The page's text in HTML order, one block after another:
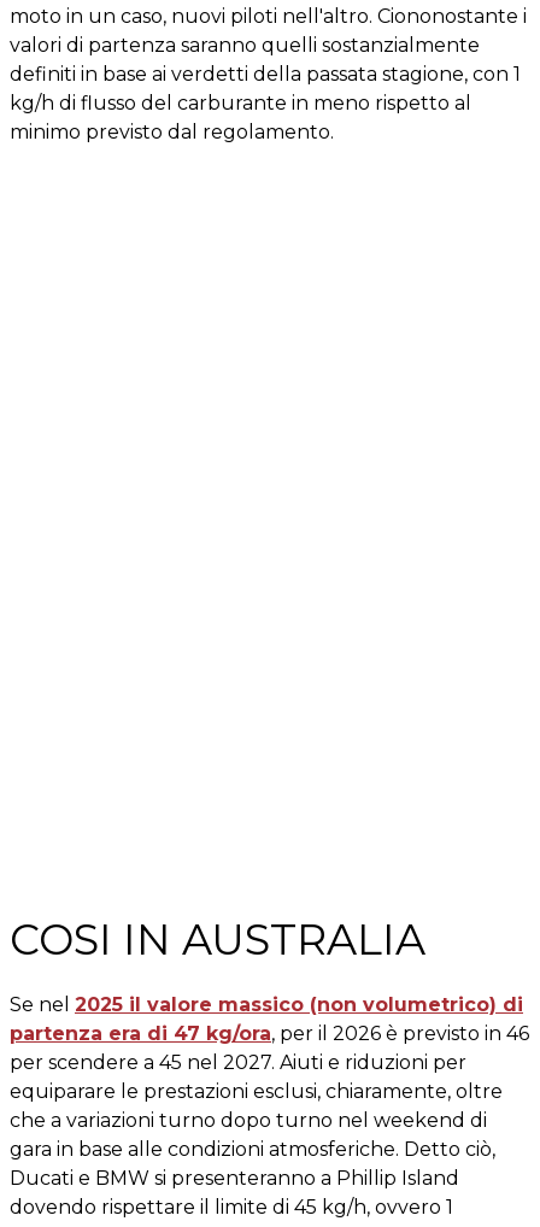
moto in un caso, nuovi piloti nell'altro. Ciononostante i
valori di partenza saranno quelli sostanzialmente
definiti in base ai verdetti della passata stagione, con 1
kg/h di flusso del carburante in meno rispetto al
minimo previsto dal regolamento.
COSI IN AUSTRALIA
Se nel 2025 il valore massico (non volumetrico) di
partenza era di 47 kg/ora, per il 2026 è previsto in 46
per scendere a 45 nel 2027. Aiuti e riduzioni per
equiparare le prestazioni esclusi, chiaramente, oltre
che a variazioni turno dopo turno nel weekend di
gara in base alle condizioni atmosferiche. Detto ciò,
Ducati e BMW si presenteranno a Phillip Island
dovendo rispettare il limite di 45 kg/h, ovvero 1